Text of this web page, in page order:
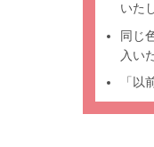
いた
同じ
入い
「